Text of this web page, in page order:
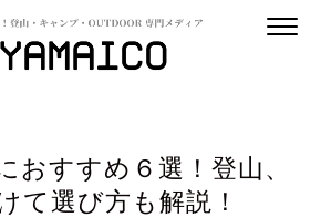
おすすめ６選！登山、
て選び方も解説！